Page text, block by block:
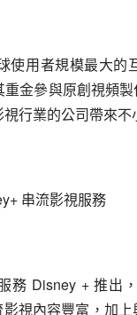
使用者規模最大的
金參與原創視頻
行業的公司帶來不
串流影視服務
務 Disney + 推出
視內容豐富，加